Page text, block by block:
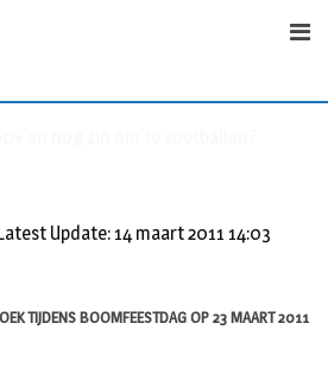
Update: 14 maart 2011 14:03
TIJDENS BOOMFEESTDAG OP 23 MAART 2011